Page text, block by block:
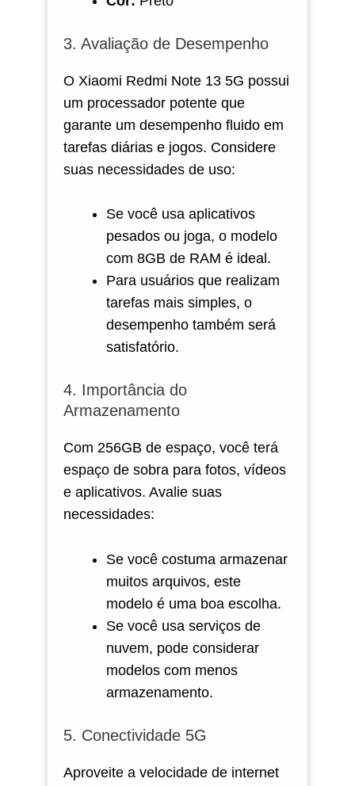
3. Avaliação de Desempenho
O Xiaomi Redmi Note 13 5G possui
um processador potente que
garante um desempenho fluido em
tarefas diárias e jogos. Considere
suas necessidades de uso:
Se você usa aplicativos
pesados ou joga, o modelo
com 8GB de RAM é ideal.
Para usuários que realizam
tarefas mais simples, o
desempenho também será
satisfatório.
4. Importância do
Armazenamento
Com 256GB de espaço, você terá
espaço de sobra para fotos, vídeos
e aplicativos. Avalie suas
necessidades:
Se você costuma armazenar
muitos arquivos, este
modelo é uma boa escolha.
Se você usa serviços de
nuvem, pode considerar
modelos com menos
armazenamento.
5. Conectividade 5G
Aproveite a velocidade de internet